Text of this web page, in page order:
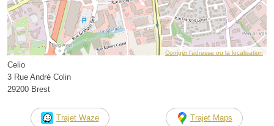
Corriger l’adresse ou la localisation
Celio
3 Rue André Colin
29200 Brest
Trajet Waze Trajet Maps